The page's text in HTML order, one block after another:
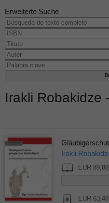
Erweiterte Suche
Irakli Robakidze
Irakli
EUR 89,88
EUR 63,48